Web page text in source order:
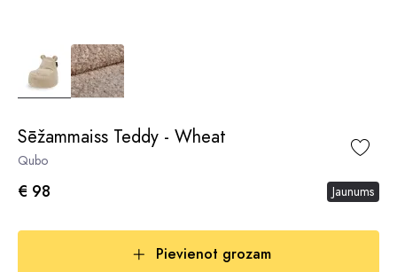
Sēžammaiss Teddy - Wheat
Qubo
€ 98 Jaunums
Pievienot grozam